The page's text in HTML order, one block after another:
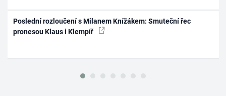
Poslední rozloučení s Milanem Knížákem: Smuteční řec
pronesou Klaus i Klempíř